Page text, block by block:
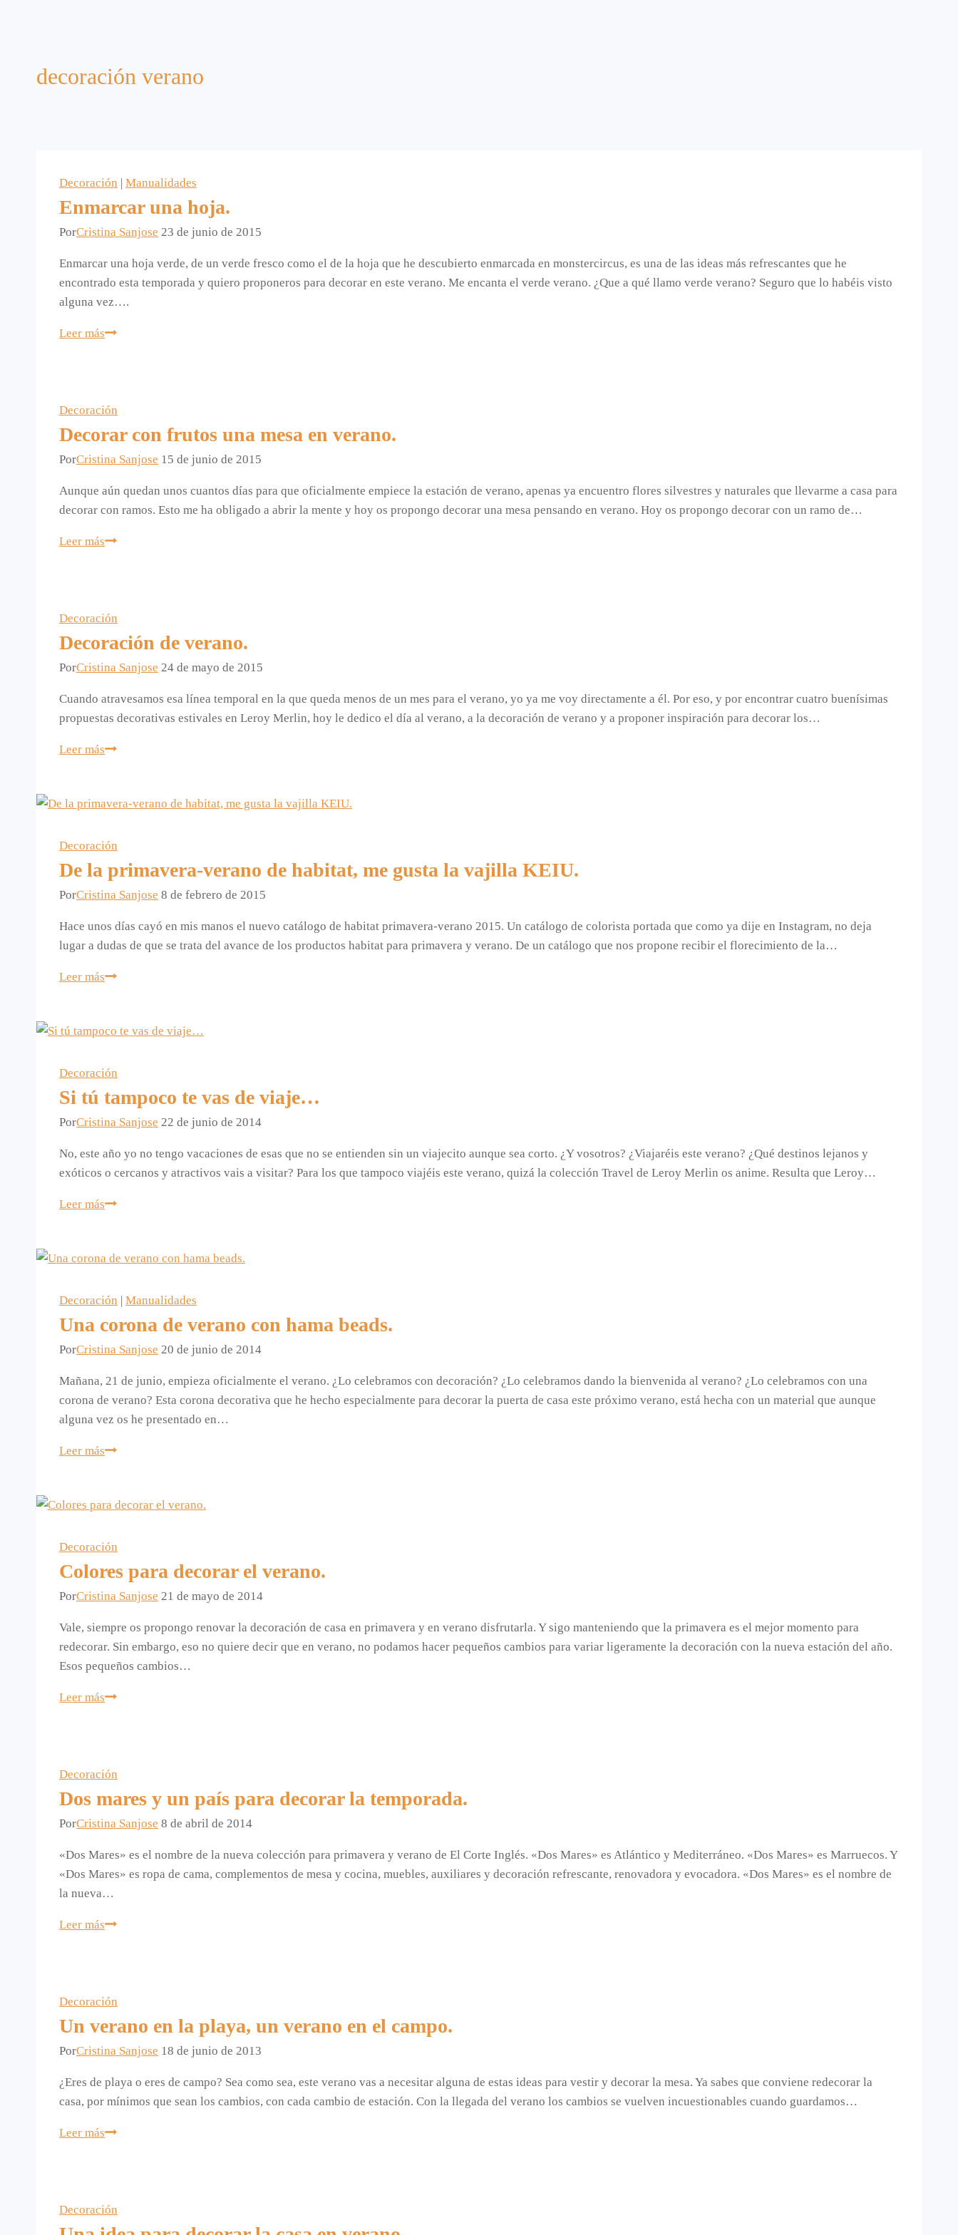
decoración verano
Decoración | Manualidades
Enmarcar una hoja.
PorCristina Sanjose 23 de junio de 2015
Enmarcar una hoja verde, de un verde fresco como el de la hoja que he descubierto enmarcada en monstercircus, es una de las ideas más refrescantes que he
encontrado esta temporada y quiero proponeros para decorar en este verano. Me encanta el verde verano. ¿Que a qué llamo verde verano? Seguro que lo habéis visto
alguna vez….
Leer másEnmarcar
Decoración
Decorar con frutos una mesa en verano.
PorCristina Sanjose 15 de junio de 2015
Aunque aún quedan unos cuantos días para que oficialmente empiece la estación de verano, apenas ya encuentro flores silvestres y naturales que llevarme a casa para
decorar con ramos. Esto me ha obligado a abrir la mente y hoy os propongo decorar una mesa pensando en verano. Hoy os propongo decorar con un ramo de…
Leer másDecorar
mesa
en
Decoración
Decoración de verano.
PorCristina Sanjose 24 de mayo de 2015
Cuando atravesamos esa línea temporal en la que queda menos de un mes para el verano, yo ya me voy directamente a él. Por eso, y por encontrar cuatro buenísimas
propuestas decorativas estivales en Leroy Merlin, hoy le dedico el día al verano, a la decoración de verano y a proponer inspiración para decorar los…
Leer másDecoración
Decoración
De la primavera-verano de habitat, me gusta la vajilla KEIU.
PorCristina Sanjose 8 de febrero de 2015
Hace unos días cayó en mis manos el nuevo catálogo de habitat primavera-verano 2015. Un catálogo de colorista portada que como ya dije en Instagram, no deja
lugar a dudas de que se trata del avance de los productos habitat para primavera y verano. De un catálogo que nos propone recibir el florecimiento de la…
Leer másDe
verano
habitat,
me
la
vajilla
KEIU.
Decoración
Si tú tampoco te vas de viaje…
PorCristina Sanjose 22 de junio de 2014
No, este año yo no tengo vacaciones de esas que no se entienden sin un viajecito aunque sea corto. ¿Y vosotros? ¿Viajaréis este verano? ¿Qué destinos lejanos y
exóticos o cercanos y atractivos vais a visitar? Para los que tampoco viajéis este verano, quizá la colección Travel de Leroy Merlin os anime. Resulta que Leroy…
Leer másSi
te
de
viaje…
Decoración | Manualidades
Una corona de verano con hama beads.
PorCristina Sanjose 20 de junio de 2014
Mañana, 21 de junio, empieza oficialmente el verano. ¿Lo celebramos con decoración? ¿Lo celebramos dando la bienvenida al verano? ¿Lo celebramos con una
corona de verano? Esta corona decorativa que he hecho especialmente para decorar la puerta de casa este próximo verano, está hecha con un material que aunque
alguna vez os he presentado en…
Leer másUna
verano
hama
beads.
Decoración
Colores para decorar el verano.
PorCristina Sanjose 21 de mayo de 2014
Vale, siempre os propongo renovar la decoración de casa en primavera y en verano disfrutarla. Y sigo manteniendo que la primavera es el mejor momento para
redecorar. Sin embargo, eso no quiere decir que en verano, no podamos hacer pequeños cambios para variar ligeramente la decoración con la nueva estación del año.
Esos pequeños cambios…
Leer másColores
verano.
Decoración
Dos mares y un país para decorar la temporada.
PorCristina Sanjose 8 de abril de 2014
«Dos Mares» es el nombre de la nueva colección para primavera y verano de El Corte Inglés. «Dos Mares» es Atlántico y Mediterráneo. «Dos Mares» es Marruecos. Y
«Dos Mares» es ropa de cama, complementos de mesa y cocina, muebles, auxiliares y decoración refrescante, renovadora y evocadora. «Dos Mares» es el nombre de
la nueva…
Leer másDos
país
para
la
temporada.
Decoración
Un verano en la playa, un verano en el campo.
PorCristina Sanjose 18 de junio de 2013
¿Eres de playa o eres de campo? Sea como sea, este verano vas a necesitar alguna de estas ideas para vestir y decorar la mesa. Ya sabes que conviene redecorar la
casa, por mínimos que sean los cambios, con cada cambio de estación. Con la llegada del verano los cambios se vuelven incuestionables cuando guardamos…
Leer másUn
playa,
un
Decoración